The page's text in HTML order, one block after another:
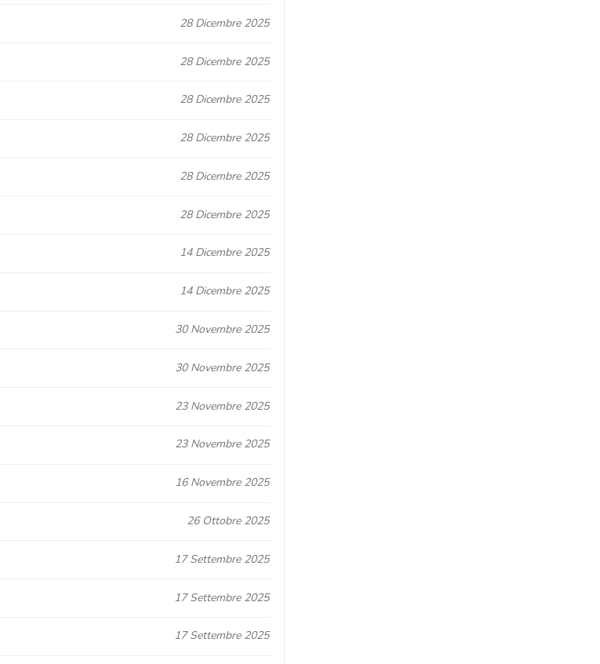
28 Dicembre 2025
28 Dicembre 2025
28 Dicembre 2025
28 Dicembre 2025
28 Dicembre 2025
28 Dicembre 2025
14 Dicembre 2025
14 Dicembre 2025
30 Novembre 2025
30 Novembre 2025
23 Novembre 2025
23 Novembre 2025
16 Novembre 2025
26 Ottobre 2025
17 Settembre 2025
17 Settembre 2025
17 Settembre 2025